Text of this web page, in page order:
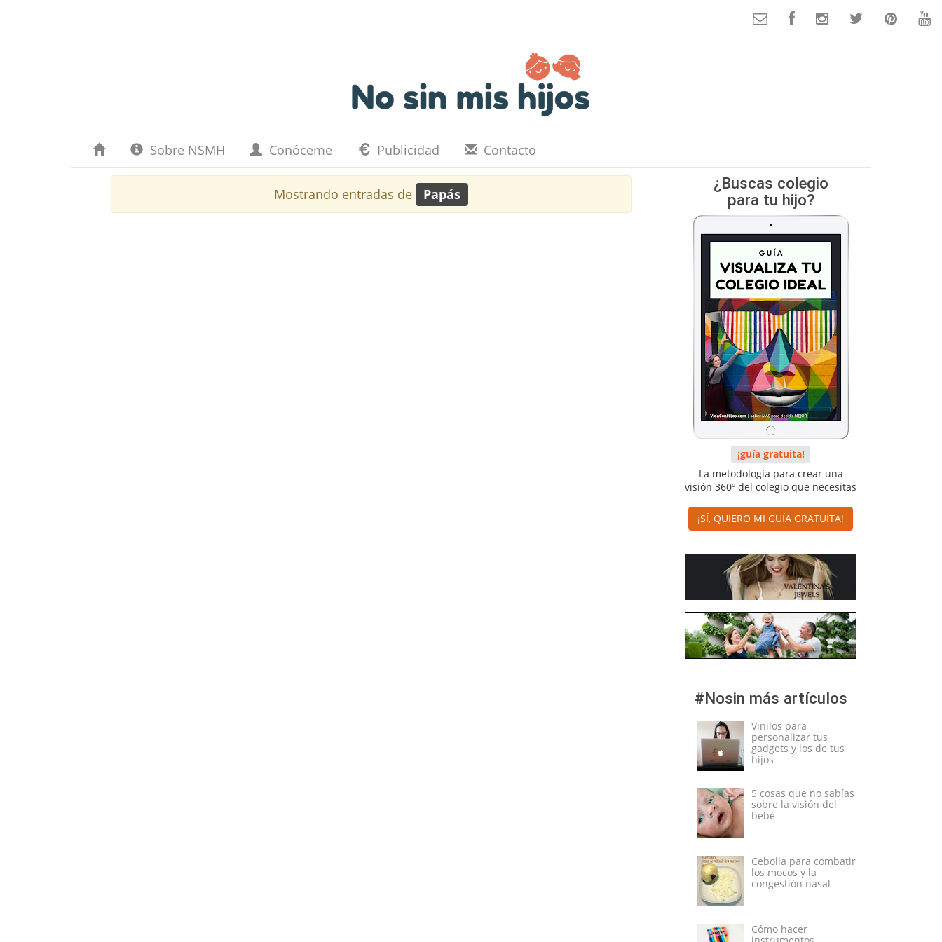
Sobre NSMH Conóceme Publicidad Contacto
Mostrando entradas de Papás
¿Buscas colegio
para tu hijo?
¡guía gratuita!
La metodología para crear una
visión 360º del colegio que necesitas
¡SÍ, QUIERO MI GUÍA GRATUITA!
#Nosin más artículos
Vinilos para
personalizar tus
gadgets y los de tus
hijos
5 cosas que no sabías
sobre la visión del
bebé
Cebolla para combatir
los mocos y la
congestión nasal
Cómo hacer